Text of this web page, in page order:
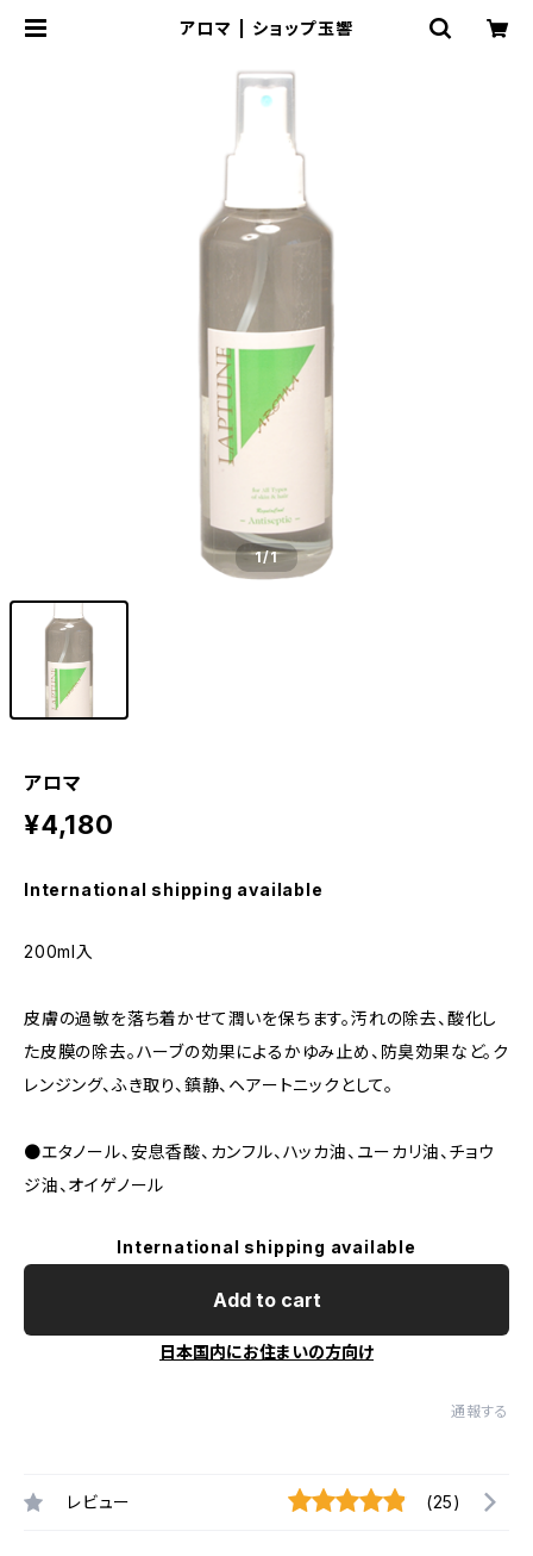
アロマ | ショップ玉響
1/1
アロマ
¥4,180
International shipping available
200ml入
皮膚の過敏を落ち着かせて潤いを保ちます。汚れの除去、酸化し
た皮膜の除去。ハーブの効果によるかゆみ止め、防臭効果など。ク
レンジング、ふき取り、鎮静、ヘアートニックとして。
●エタノール、安息香酸、カンフル、ハッカ油、ユーカリ油、チョウ
ジ油、オイゲノール
International shipping available
Add to cart
日本国内にお住まいの方向け
通報する
レビュー (25)